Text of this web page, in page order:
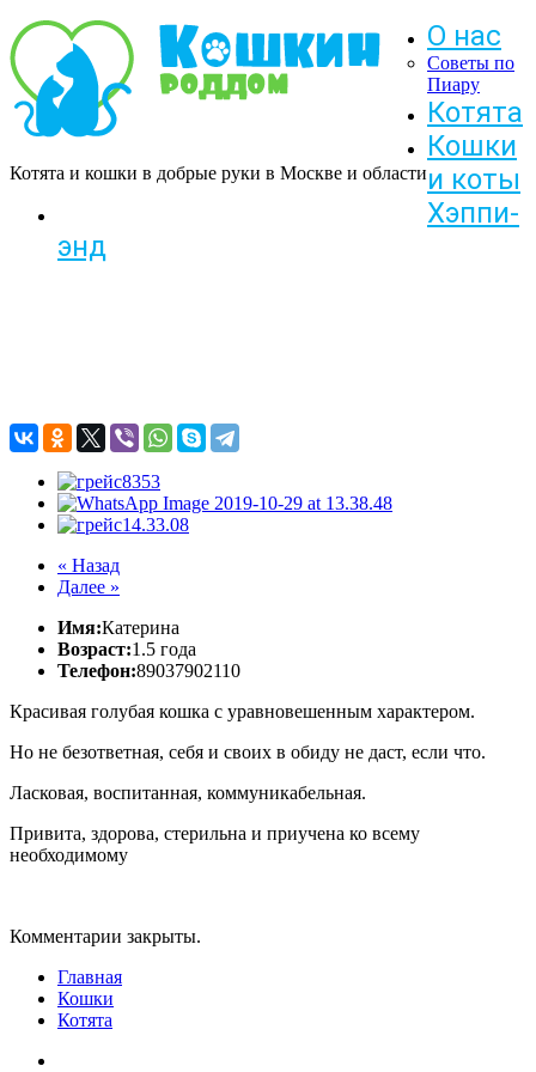
Котята и кошки в добрые руки в Москве и области
О нас
Советы по
Пиару
Котята
Кошки
и коты
Хэппи-
энд
« Назад
Далее »
Имя:Катерина
Возраст:1.5 года
Телефон:89037902110
Красивая голубая кошка с уравновешенным характером.
Но не безответная, себя и своих в обиду не даст, если что.
Ласковая, воспитанная, коммуникабельная.
Привита, здорова, стерильна и приучена ко всему
необходимому
Комментарии закрыты.
Главная
Кошки
Котята